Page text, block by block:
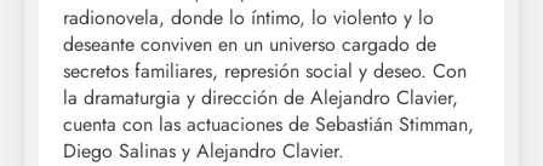
radionovela, donde lo íntimo, lo violento y lo
deseante conviven en un universo cargado de
secretos familiares, represión social y deseo. Con
la dramaturgia y dirección de Alejandro Clavier,
cuenta con las actuaciones de Sebastián Stimman,
Diego Salinas y Alejandro Clavier.